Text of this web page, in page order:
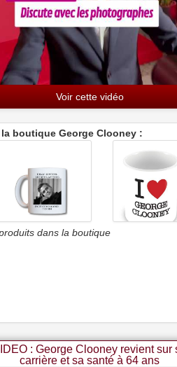
Voir cette vidéo
la boutique George Clooney :
Mug Cadeau ? Mug
dans la boutique
: George Clooney revient sur
carrière et sa santé à 64 ans